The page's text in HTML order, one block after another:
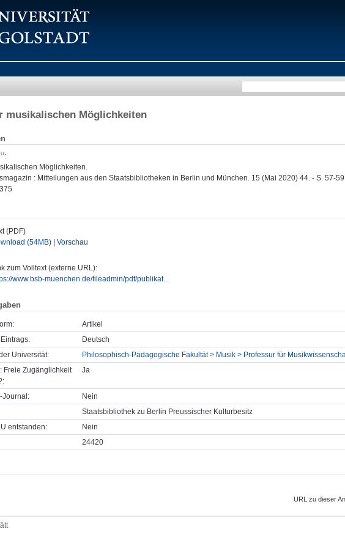
musikalischen Möglichkeiten
:
Möglichkeiten.
: Mitteilungen aus den Staatsbibliotheken in Berlin und München. 15 (Mai 2020) 44. - S. 57-
(PDF)
(54MB)
Vorschau
zum Volltext (externe URL):
www.bsb-muenchen.de/fileadmin/pdf/publikat...
Artikel
Deutsch
Universität:
Philosophisch-Pädagogische Fakultät > Musik > Professur für
Freie Zugänglichkeit
Ja
Journal:
Nein
Staatsbibliothek zu Berlin Preussischer Kulturbesitz
entstanden:
Nein
24420
URL zu dieser